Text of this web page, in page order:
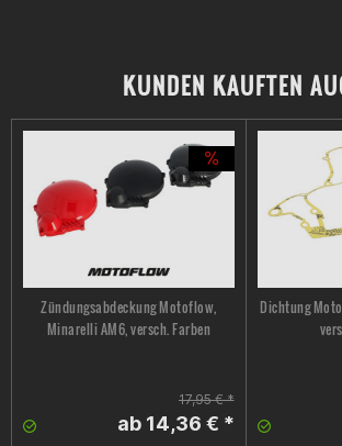
KUNDEN KAUFTEN
Zündungsabdeckung Motoflow,
Minarelli AM6, versch. Farben
17,95 € *
ab 14,36 € *
Dichtung